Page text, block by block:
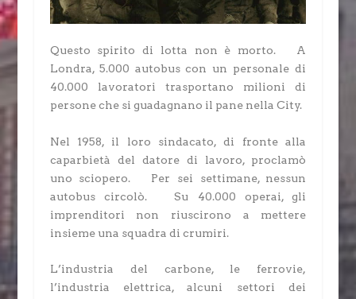
Questo spirito di lotta non è morto. A
Londra, 5.000 autobus con un personale di
40.000 lavoratori trasportano milioni di
persone che si guadagnano il pane nella City.
Nel 1958, il loro sindacato, di fronte alla
caparbietà del datore di lavoro, proclamò
uno sciopero. Per sei settimane, nessun
autobus circolò. Su 40.000 operai, gli
imprenditori non riuscirono a mettere
insieme una squadra di crumiri.
L’industria del carbone, le ferrovie,
l’industria elettrica, alcuni settori dei